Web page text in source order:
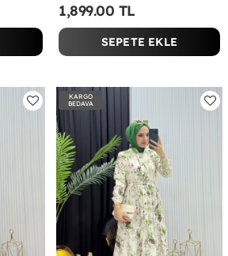
1,899.00 TL
SEPETE EKLE
KARGO
BEDAVA